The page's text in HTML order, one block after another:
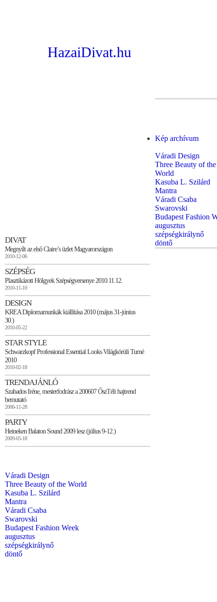
HazaiDivat.hu
DIVAT
Megnyílt az első Claire’s üzlet Magyarországon
2010-12-06
SZÉPSÉG
Plasztikázott Hölgyek Szépségversenye 2010.11.12.
2010-11-10
DESIGN
KREA Diplomamunkák kiállítása 2010 (május 31-június
30.)
2010-05-22
STAR STYLE
Schwarzkopf Professional Essential Looks Világkörüli Turné
2010
2010-02-18
TRENDAJÁNLÓ
Szabados Iréne, mesterfodrász a 200607 ŐszTéli hajtrend
bemutató
2006-11-28
PARTY
Heineken Balaton Sound 2009 lesz (július 9-12.)
2009-05-18
Váradi Design
Three Beauty of the World
Kasuba L. Szilárd
Mantra
Váradi Csaba
Swarovski
Budapest Fashion Week
augusztus
szépségkirálynő
döntő
Kép archívum
Váradi Design
Three Beauty of the
World
Kasuba L. Szilárd
Mantra
Váradi Csaba
Swarovski
Budapest Fashion
augusztus
szépségkirálynő
döntő